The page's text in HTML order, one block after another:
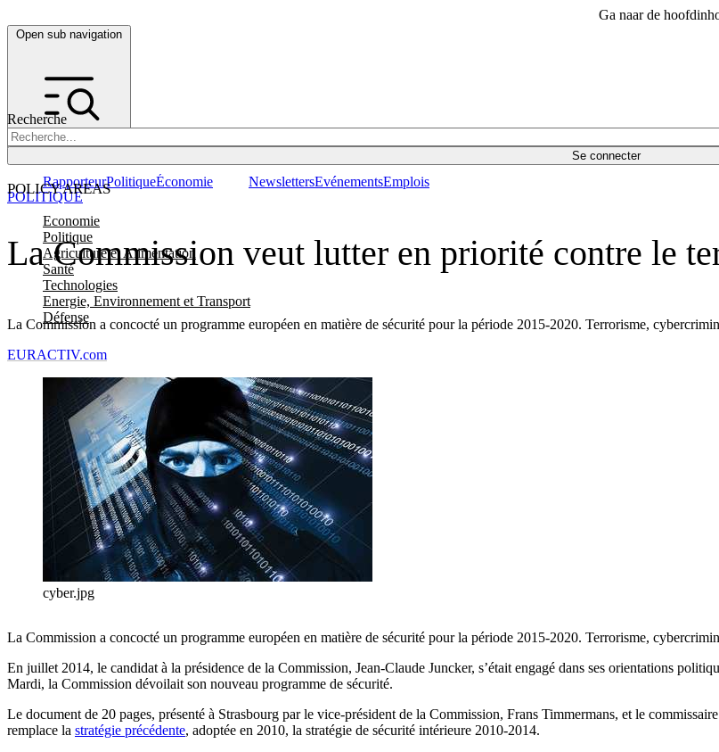
Ga naar de
Open sub navigation
Recherche
Se connecter
POLICY AREAS
Economie
Politique
Agriculture et Alimentation
Santé
Technologies
Energie, Environnement et Transport
Défense
RapporteurPolitiqueÉconomie NewslettersEvénementsEmplois
La Commission veut lutter en priorité contre le
La Commission a concocté un programme européen en matière de sécurité pour la période 2015-2020. Terrorisme,
POLITIQUE
EURACTIV.com
cyber.jpg
La Commission a concocté un programme européen en matière de sécurité pour la période 2015-2020. Terrorisme,
En juillet 2014, le candidat à la présidence de la Commission, Jean-Claude Juncker, s’était engagé dans ses orientations
Mardi, la Commission dévoilait son nouveau programme de sécurité.
Le document de 20 pages, présenté à Strasbourg par le vice-président de la Commission, Frans Timmermans, et le
remplace la stratégie précédente, adoptée en 2010, la stratégie de sécurité intérieure 2010-2014.